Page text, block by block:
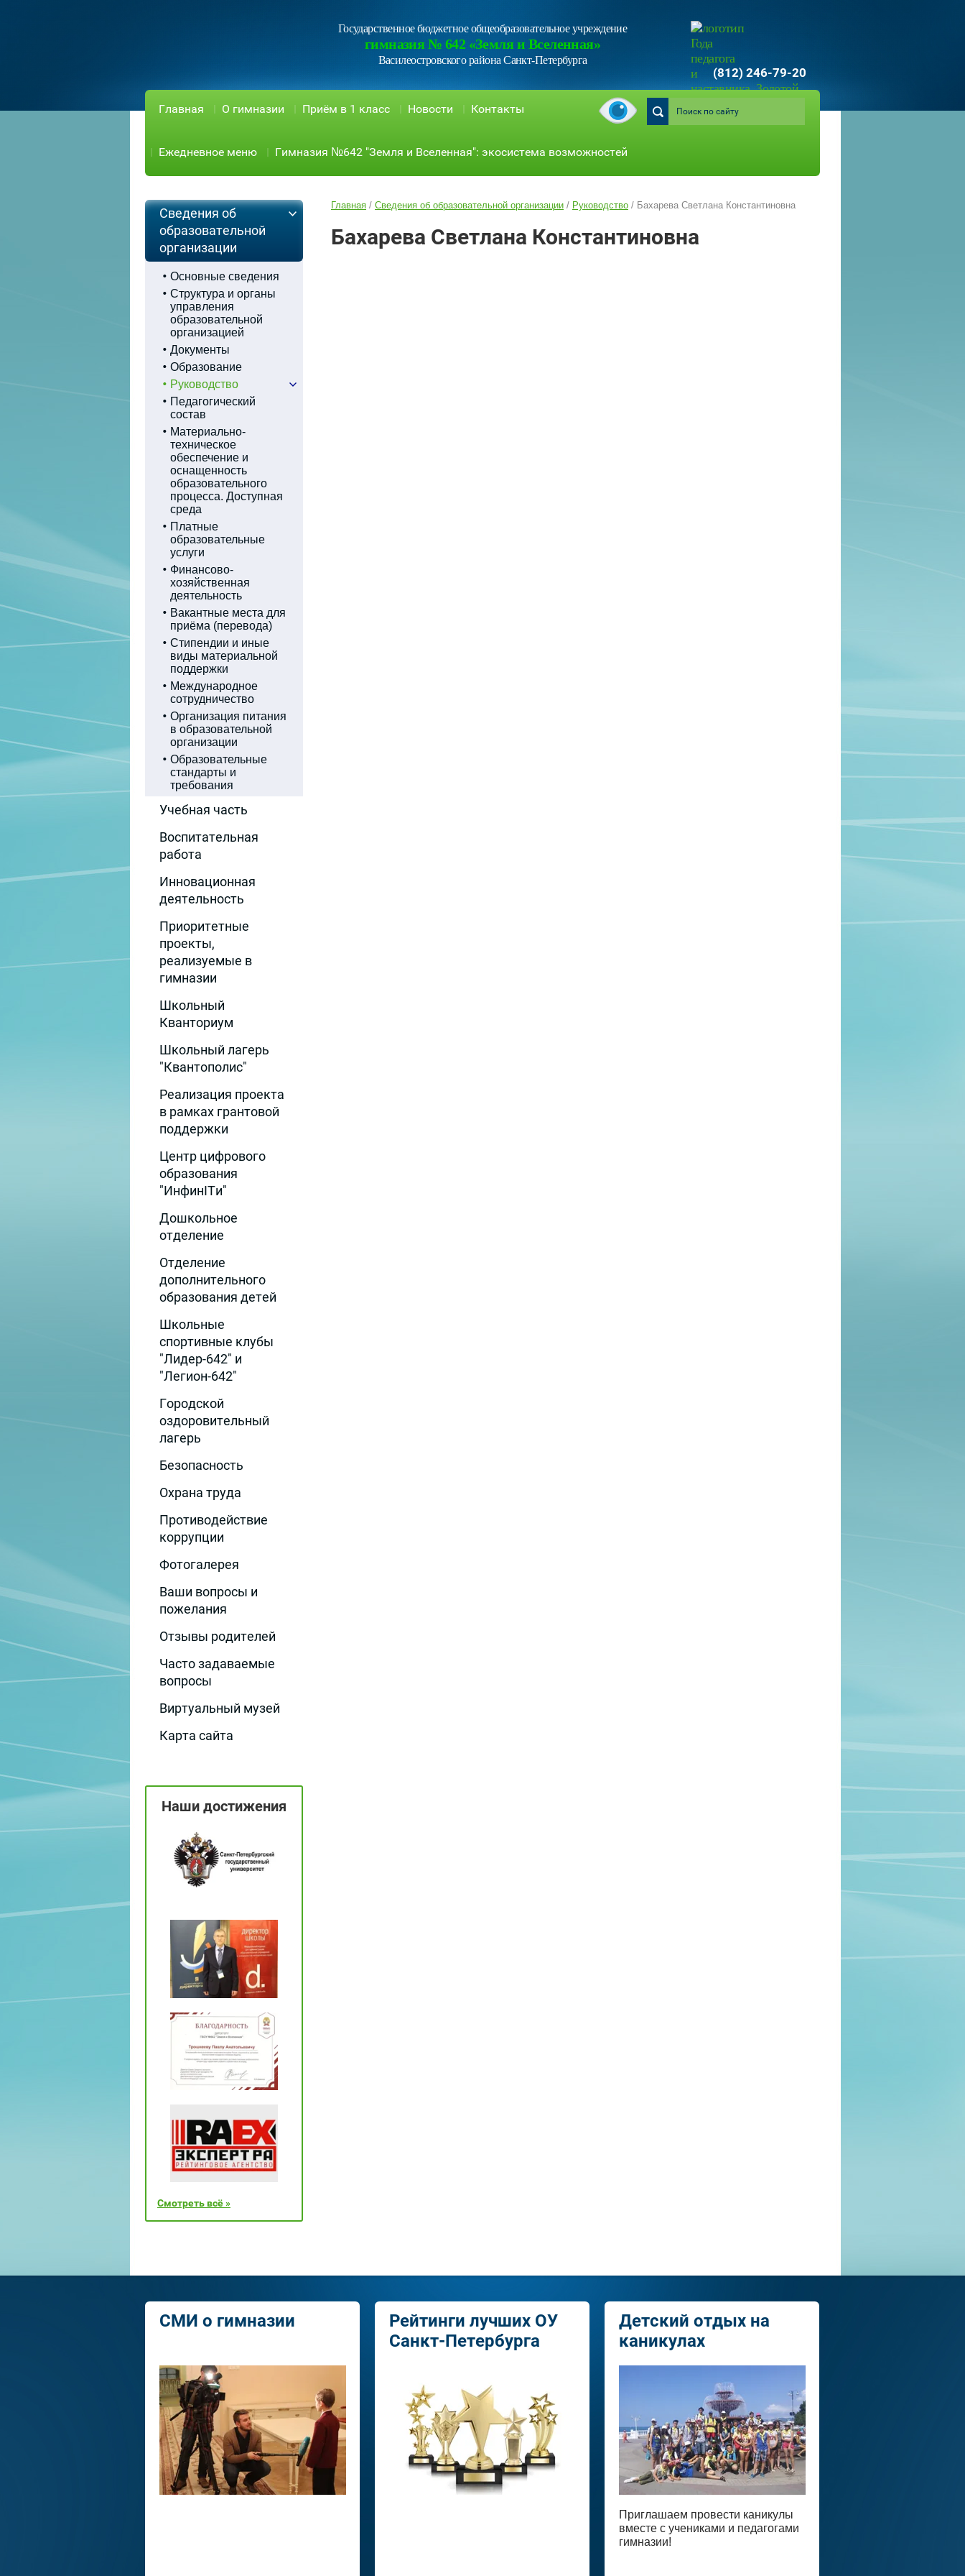
Государственное бюджетное общеобразовательное учреждение
гимназия № 642 «Земля и Вселенная»
Василеостровского района Санкт-Петербурга
(812) 246-79-20
Главная О гимназии Приём в 1 класс Новости Контакты
Ежедневное меню Гимназия №642 "Земля и Вселенная": экосистема возможностей
Сведения об
образовательной
организации
Основные сведения
Структура и органы
управления
образовательной
организацией
Документы
Образование
Руководство
Педагогический
состав
Материально-
техническое
обеспечение и
оснащенность
образовательного
процесса. Доступная
среда
Платные
образовательные
услуги
Финансово-
хозяйственная
деятельность
Вакантные места для
приёма (перевода)
Стипендии и иные
виды материальной
поддержки
Международное
сотрудничество
Организация питания
в образовательной
организации
Образовательные
стандарты и
требования
Учебная часть
Воспитательная
работа
Инновационная
деятельность
Приоритетные
проекты,
реализуемые в
гимназии
Школьный
Кванториум
Школьный лагерь
"Квантополис"
Реализация проекта
в рамках грантовой
поддержки
Центр цифрового
образования
"ИнфинITи"
Дошкольное
отделение
Отделение
дополнительного
образования детей
Школьные
спортивные клубы
"Лидер-642" и
"Легион-642"
Городской
оздоровительный
лагерь
Безопасность
Охрана труда
Противодействие
коррупции
Фотогалерея
Ваши вопросы и
пожелания
Отзывы родителей
Часто задаваемые
вопросы
Виртуальный музей
Карта сайта
Наши достижения
Смотреть всё »
Главная / Сведения об образовательной организации / Руководство / Бахарева Светлана Константиновна
Бахарева Светлана Константиновна
СМИ о гимназии
Рейтинги лучших ОУ
Санкт-Петербурга
Детский отдых на
каникулах
Приглашаем провести каникулы
вместе с учениками и педагогами
гимназии!